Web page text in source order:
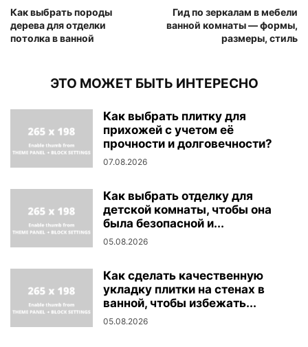
Как выбрать породы
дерева для отделки
потолка в ванной
Гид по зеркалам в мебели
ванной комнаты — формы,
размеры, стиль
ЭТО МОЖЕТ БЫТЬ ИНТЕРЕСНО
Как выбрать плитку для
прихожей с учетом её
прочности и долговечности?
07.08.2026
Как выбрать отделку для
детской комнаты, чтобы она
была безопасной и...
05.08.2026
Как сделать качественную
укладку плитки на стенах в
ванной, чтобы избежать...
05.08.2026